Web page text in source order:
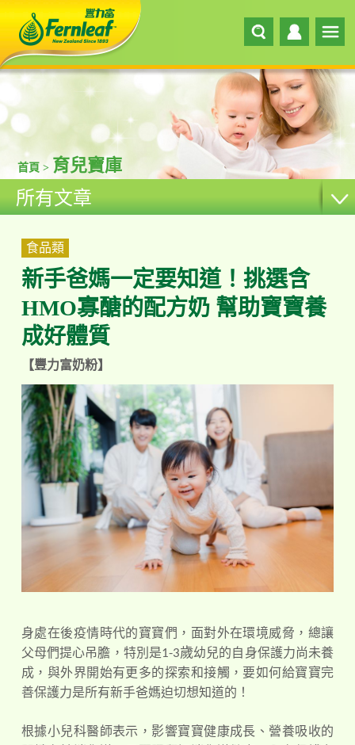
首頁 > 育兒寶庫
所有文章
食品類
新手爸媽一定要知道！挑選含
HMO寡醣的配方奶 幫助寶寶養
成好體質
【豐力富奶粉】
身處在後疫情時代的寶寶們，面對外在環境威脅，總讓
父母們提心吊膽，特別是1-3歲幼兒的自身保護力尚未養
成，與外界開始有更多的探索和接觸，要如何給寶寶完
善保護力是所有新手爸媽迫切想知道的！
根據小兒科醫師表示，影響寶寶健康成長、營養吸收的